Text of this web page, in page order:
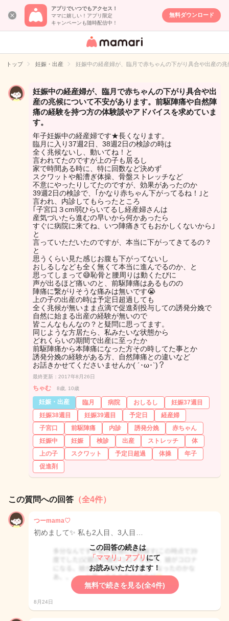
アプリでいつでもアクセス！
ママに嬉しい！アプリ限定
キャンペーンも随時配信中！
無料ダウンロード
女性専用匿名QA
イト
トップ 妊娠・出産 妊娠中の経産婦が、臨月で赤ちゃんの下がり具合や出産の
妊娠中の経産婦が、臨月で赤ちゃんの下がり具合や出
産の兆候について不安があります。前駆陣痛や自然陣
痛の経験を持つ方の体験談やアドバイスを求めていま
す。
年子妊娠中の経産婦です★長くなります。
臨月に入り37週2日、38週2日の検診の時は
全く兆候ないし、動いてね！と
言われてたのですが上の子も居るし
家で時間ある時に、特に回数など決めず
スクワットや船漕ぎ体操、骨盤ストレッチなど
不意にやったりしてたのですが、効果があったのか
39週2日の検診で、｢かなり赤ちゃん下がってるね！｣と
言われ、内診してもらったところ
｢子宮口３cm弱ひらいてるし経産婦さんは
産気づいたら進むの早いから何かあったら
すぐに病院に来てね、いつ陣痛きてもおかしくないから｣
と
言っていただいたのですが、本当に下がってきてるの？
と
思うくらい見た感じお腹も下がってないし
おしるしなども全く無くて本当に進んでるのか、と
思ってしまって😅恥骨と腰周りは動くたびに
声が出るほど痛いのと、前駆陣痛はあるものの
陣痛に繋がりそうな痛みは無いです😭
上の子の出産の時は予定日超過しても
全く兆候が無いまま点滴で促進剤投与しての誘発分娩で
自然に始まる出産の経験が無いので
皆こんなもんなの？と疑問に思ってます。
同じような方居たら、私みたいな状態から
どれくらいの期間で出産に至ったか
前駆陣痛から本陣痛になった方その時してた事とか
誘発分娩の経験がある方、自然陣痛との違いなど
お話きかせてくださいませんか( ´･ω･`)？
最終更新：2017年8月26日
ちゃむ 8歳, 10歳
妊娠・出産 臨月 病院 おしるし
妊娠37週目
妊娠38週目
妊娠39週目 予定日
経産婦
子宮口
前駆陣痛 内診 誘発分娩
赤ちゃん
妊娠中
妊娠 検診 出産 ストレッチ
体
上の子
スクワット 予定日超過 体操
年子
促進剤
この質問への回答 （全4件）
つーmama♡
初めまして✨ 私も2人目、3人目…
この回答の続きは
「ママリ」アプリ にて
お読みいただけます！
無料で続きを見る(全4件)
8月24日